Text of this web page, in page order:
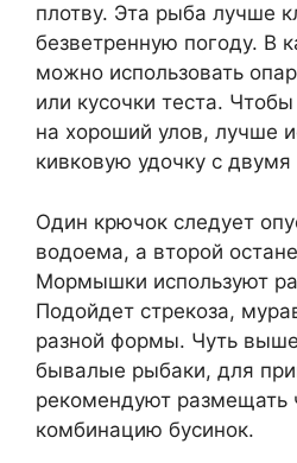
плотву. Эта рыба лучше
безветренную погоду. В
можно использовать
или кусочки теста.
на хороший улов, лучше
кивковую удочку с
Один крючок следует
водоема, а второй
Мормышки используют
Подойдет стрекоза,
разной формы. Чуть
бывалые рыбаки, для
рекомендуют размещать
комбинацию бусинок.